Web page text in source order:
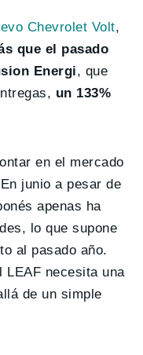
Chevrolet Volt,
que el pasado
Energi, que
un 133%
en el mercado
junio a pesar de
apenas ha
lo que supone
al pasado año.
LEAF necesita una
de un simple